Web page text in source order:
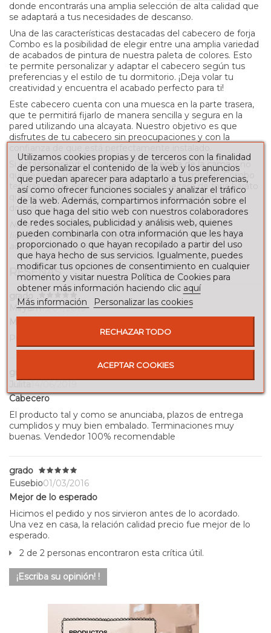
donde encontrarás una amplia selección de alta calidad que
se adaptará a tus necesidades de descanso.
Una de las características destacadas del cabecero de forja
Combo es la posibilidad de elegir entre una amplia variedad
de acabados de pintura de nuestra paleta de colores. Esto
te permite personalizar y adaptar el cabecero según tus
preferencias y el estilo de tu dormitorio. ¡Deja volar tu
creatividad y encuentra el acabado perfecto para ti!
Este cabecero cuenta con una muesca en la parte trasera,
que te permitirá fijarlo de manera sencilla y segura en la
pared utilizando una alcayata. Nuestro objetivo es que
disfrutes de tu cabecero sin preocupaciones y con la
Si estás pensando en decorar lacabecera de la camay no
quieres gastarte demasiado dinero, con el modelo Combo
tendrás lo que estás buscando. Un cabecero de forja barato
que se adapta a la perfección casi a cualquier tipo de
dormitorios.
Nota: Las imágenes son ilustrativas y podrían variar
ligeramente respecto al producto final. El colchón y los
accesorios no están incluidos.
RESEÑAS
grado
Miryam15/07/2019
Precioso cabecero !!!!!!
Cabecero
El producto tal y como se anunciaba, plazos de entrega
cumplidos y muy bien embalado. Terminaciones muy
buenas. Vendedor 100% recomendable
grado
Eusebio01/03/2016
Mejor de lo esperado
Hicimos el pedido y nos sirvieron antes de lo acordado.
Una vez en casa, la relación calidad precio fue mejor de lo
esperado.
2 de 2 personas encontraron esta crítica útil.
¡Escriba su opinión! !
Utilizamos cookies propias y de terceros con la finalidad
de personalizar el contenido de la web y los anuncios
que puedan aparecer para adaptarlo a tus preferencias,
así como ofrecer funciones sociales y analizar el tráfico
de la web. Además, compartimos información sobre el
uso que haga del sitio web con nuestros colaboradores
de redes sociales, publicidad y análisis web, quienes
pueden combinarla con otra información que les haya
proporcionado o que hayan recopilado a partir del uso
que haya hecho de sus servicios. Igualmente, puedes
modificar tus opciones de consentimiento en cualquier
momento y visitar nuestra Política de Cookies para
obtener más información haciendo clic aquí
Más información
Personalizar las cookies
RECHAZAR TODO
ACEPTAR COOKIES